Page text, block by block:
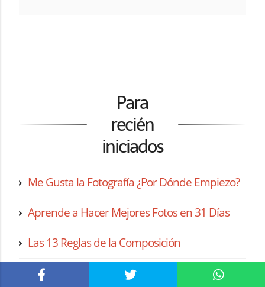
Para
recién
iniciados
Me Gusta la Fotografía ¿Por Dónde Empiezo?
Aprende a Hacer Mejores Fotos en 31 Días
Las 13 Reglas de la Composición
11 Consejos Fotográficos que Siempre